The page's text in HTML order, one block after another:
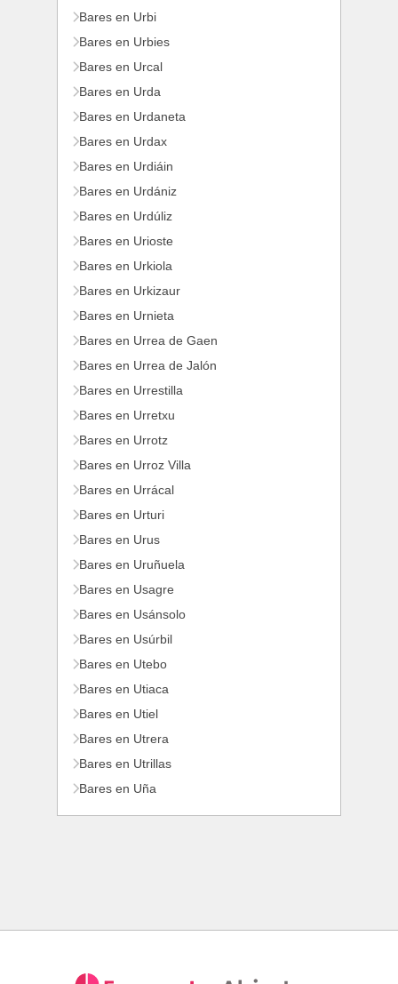
Bares en Urbi
Bares en Urbies
Bares en Urcal
Bares en Urda
Bares en Urdaneta
Bares en Urdax
Bares en Urdiáin
Bares en Urdániz
Bares en Urdúliz
Bares en Urioste
Bares en Urkiola
Bares en Urkizaur
Bares en Urnieta
Bares en Urrea de Gaen
Bares en Urrea de Jalón
Bares en Urrestilla
Bares en Urretxu
Bares en Urrotz
Bares en Urroz Villa
Bares en Urrácal
Bares en Urturi
Bares en Urus
Bares en Uruñuela
Bares en Usagre
Bares en Usánsolo
Bares en Usúrbil
Bares en Utebo
Bares en Utiaca
Bares en Utiel
Bares en Utrera
Bares en Utrillas
Bares en Uña